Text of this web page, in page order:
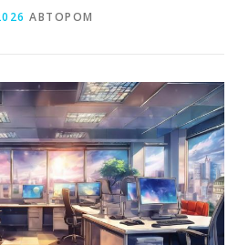
СОРТА МЕТАЛЛОВ
АВТОРОМ